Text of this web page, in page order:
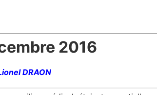
2016
DRAON